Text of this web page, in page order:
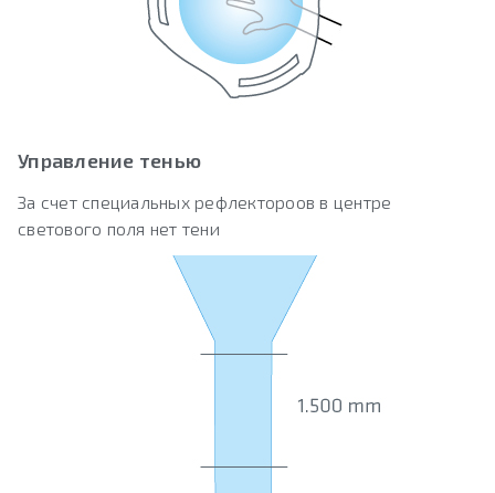
Управление тенью
За счет специальных рефлектороов в центре
светового поля нет тени